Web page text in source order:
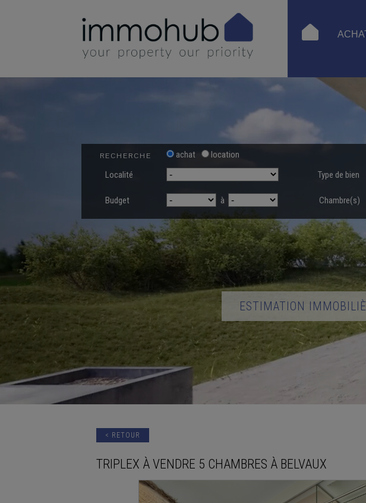
RECHERCHE
ESTIMATION
achat
location
Localité
Type de bien
Budget à Chambre(s)
< RETOUR
TRIPLEX À VENDRE 5 CHAMBRES À BELVAUX